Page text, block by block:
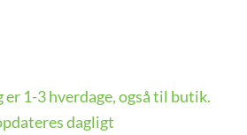
er 1-3 hverdage, også til butik.
dagligt